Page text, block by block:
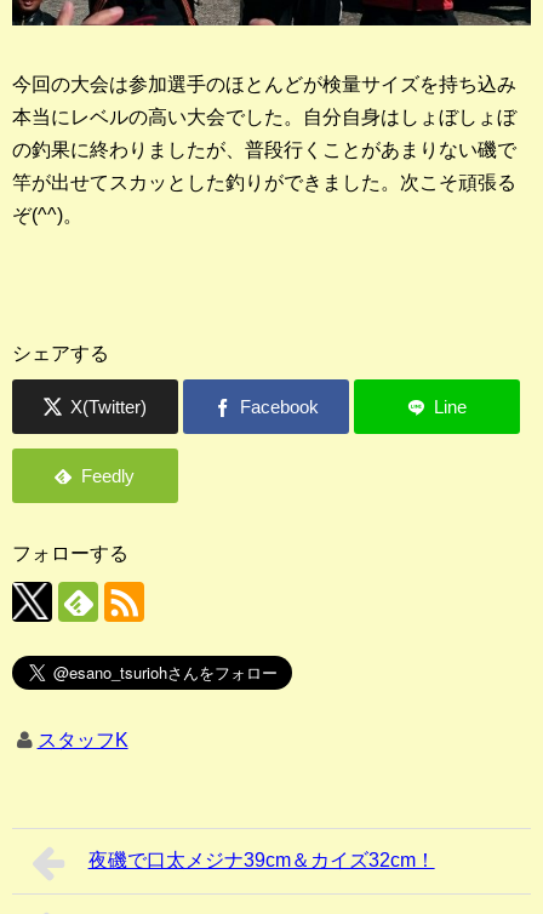
今回の大会は参加選手のほとんどが検量サイズを持ち込み
本当にレベルの高い大会でした。自分自身はしょぼしょぼ
の釣果に終わりましたが、普段行くことがあまりない磯で
竿が出せてスカッとした釣りができました。次こそ頑張る
ぞ(^^)。
シェアする
フォローする
スタッフK
夜磯で口太メジナ39cm＆カイズ32cm！